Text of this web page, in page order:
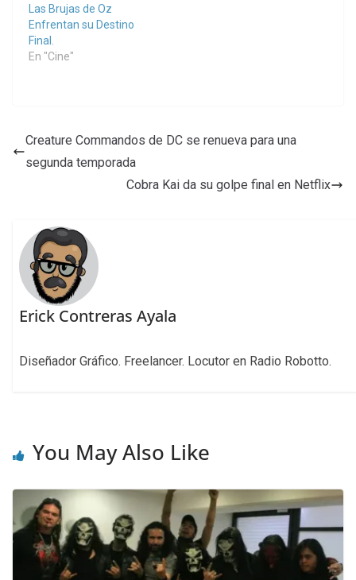
Las Brujas de Oz
Enfrentan su Destino
Final.
En "Cine"
Creature Commandos de DC se renueva para una
segunda temporada
Cobra Kai da su golpe final en Netflix
Erick Contreras Ayala
Diseñador Gráfico. Freelancer. Locutor en Radio Robotto.
You May Also Like